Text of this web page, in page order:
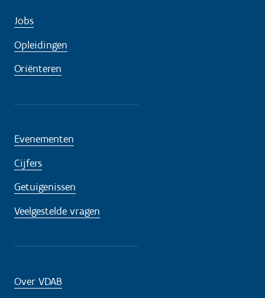
Jobs
Opleidingen
Oriënteren
Evenementen
Cijfers
Getuigenissen
Veelgestelde vragen
Over VDAB